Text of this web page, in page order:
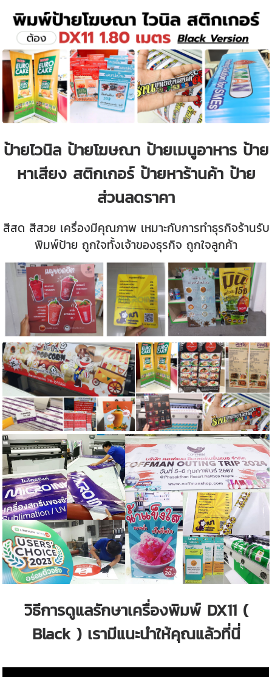
ป้ายไวนิล ป้ายโฆษณา ป้ายเมนูอาหาร ป้าย
หาเสียง สติกเกอร์ ป้ายหาร้านค้า ป้าย
ส่วนลดราคา
สีสด สีสวย เครื่องมีคุณภาพ เหมาะกับการทำธุรกิจร้านรับ
พิมพ์ป้าย ถูกใจทั้งเจ้าของธุรกิจ ถูกใจลูกค้า
วิธีการดูแลรักษาเครื่องพิมพ์ DX11 (
Black ) เรามีแนะนำให้คุณแล้วที่นี่